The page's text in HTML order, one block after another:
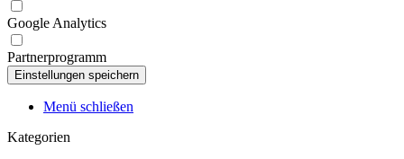
Google Analytics
Partnerprogramm
Menü schließen
Kategorien